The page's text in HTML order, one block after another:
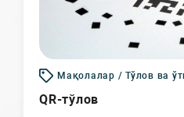
Мақолалар / Тўлов ва
QR-тўлов